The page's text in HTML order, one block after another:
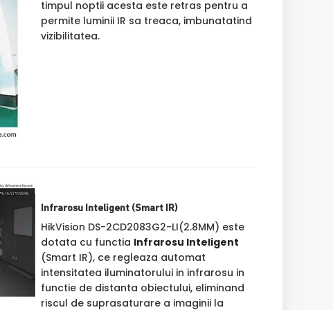
timpul noptii acesta este retras pentru a
permite luminii IR sa treaca, imbunatatind
vizibilitatea.
Infrarosu Inteligent (Smart IR)
HikVision DS-2CD2083G2-LI(2.8MM) este
dotata cu functia Infrarosu Inteligent
(Smart IR), ce regleaza automat
intensitatea iluminatorului in infrarosu in
functie de distanta obiectului, eliminand
riscul de suprasaturare a imaginii la